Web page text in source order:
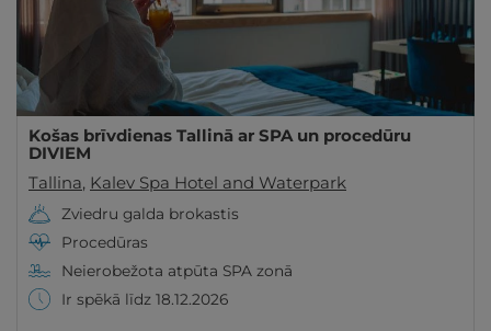
Košas brīvdienas Tallinā ar SPA un procedūru
DIVIEM
Tallina, Kalev Spa Hotel and Waterpark
Zviedru galda brokastis
Procedūras
Neierobežota atpūta SPA zonā
Ir spēkā līdz 18.12.2026